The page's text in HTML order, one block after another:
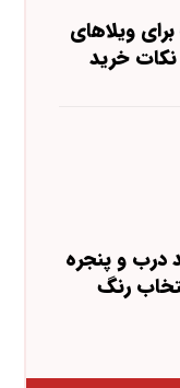
ویلاهای
خرید
درب و پنجره